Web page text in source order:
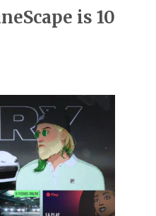
is 10